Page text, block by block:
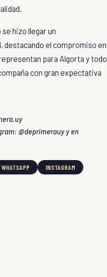
hizo llegar un
destacando el compromiso en
para Algorta y todo
con gran expectativa
@deprimerauy y en
WHATSAPP INSTAGRAM